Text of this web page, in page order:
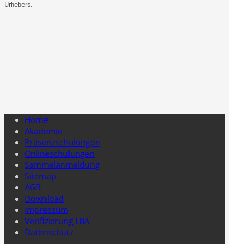
Urhebers.
Home
Akademie
Präsenzschulungen
Onlineschulungen
Sammelanmeldung
Sitemap
AGB
Download
Impressum
Verifizierung LBA
Datenschutz